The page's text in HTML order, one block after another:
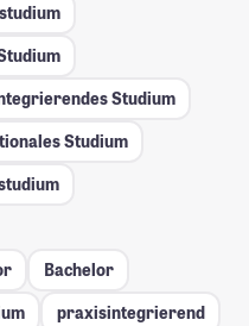
Studium
Studium
Bachelor
praxisintegrierend